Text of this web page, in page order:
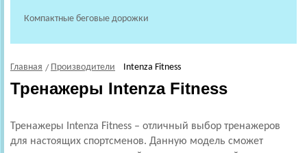
Компактные беговые дорожки
Главная Производители Intenza Fitness
Тренажеры Intenza Fitness
Тренажеры Intenza Fitness – отличный выбор тренажеров
для настоящих спортсменов. Данную модель сможет